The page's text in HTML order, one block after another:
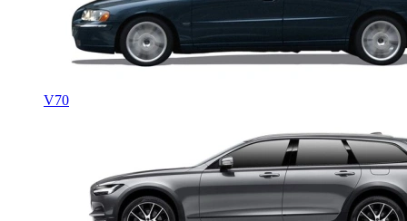
V70